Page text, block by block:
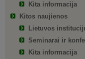
Kita informacija
Kitos naujienos
Lietuvos
Seminarai ir
Kita informacija